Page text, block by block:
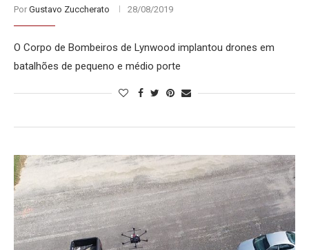
Por Gustavo Zuccherato 28/08/2019
O Corpo de Bombeiros de Lynwood implantou drones em
batalhões de pequeno e médio porte